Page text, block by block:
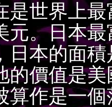
界上最
元。日本
日本的面
的價值是
算作是一